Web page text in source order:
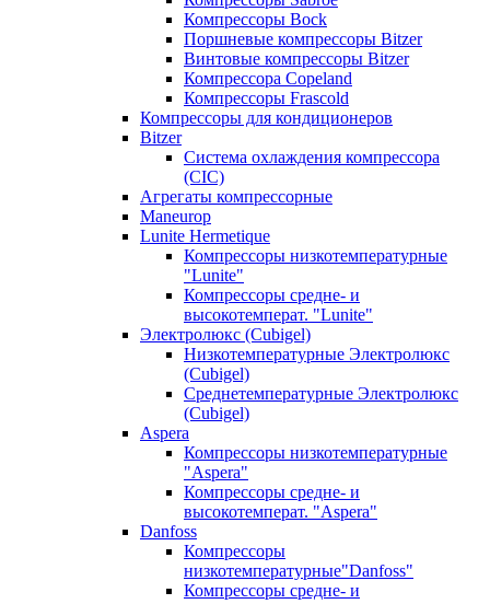
Компрессоры Bock
Поршневые компрессоры Bitzer
Винтовые компрессоры Bitzer
Компрессора Copeland
Компрессоры Frascold
Компрессоры для кондиционеров
Bitzer
Система охлаждения компрессора
(CIC)
Агрегаты компрессорные
Maneurop
Lunite Hermetique
Компрессоры низкотемпературные
"Lunite"
Компрессоры средне- и
высокотемперат. "Lunite"
Электролюкс (Cubigel)
Низкотемпературные Электролюкс
(Cubigel)
Среднетемпературные Электролюкс
(Cubigel)
Aspera
Компрессоры низкотемпературные
"Aspera"
Компрессоры средне- и
высокотемперат. "Aspera"
Danfoss
Компрессоры
низкотемпературные"Danfoss"
Компрессоры средне- и